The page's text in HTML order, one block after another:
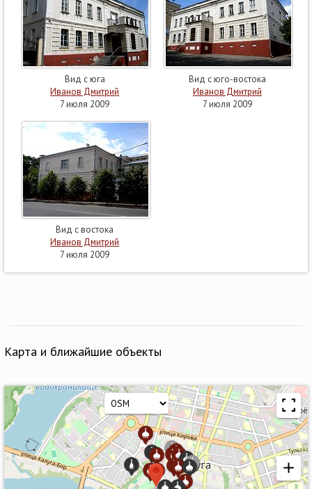
Вид с юга
Иванов Дмитрий
7 июля 2009
Вид с юго-востока
Иванов Дмитрий
7 июля 2009
Вид с востока
Иванов Дмитрий
7 июля 2009
Карта и ближайшие объекты